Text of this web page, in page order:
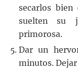
secarlos
suelten su
primorosa.
Dar un
minutos.